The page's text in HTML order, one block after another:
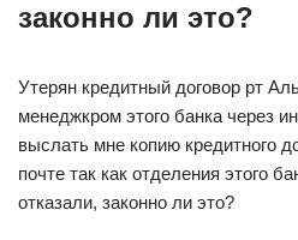
законно ли это?
Утерян кредитный договор рт
менеджкром этого банка через
выслать мне копию кредитного
почте так как отделения этого
отказали, законно ли это?